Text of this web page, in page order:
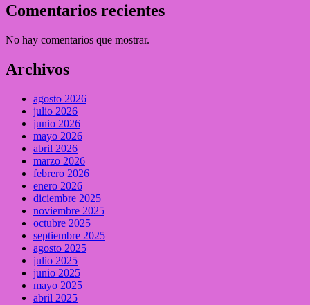
Comentarios recientes
No hay comentarios que mostrar.
Archivos
agosto 2026
julio 2026
junio 2026
mayo 2026
abril 2026
marzo 2026
febrero 2026
enero 2026
diciembre 2025
noviembre 2025
octubre 2025
septiembre 2025
agosto 2025
julio 2025
junio 2025
mayo 2025
abril 2025